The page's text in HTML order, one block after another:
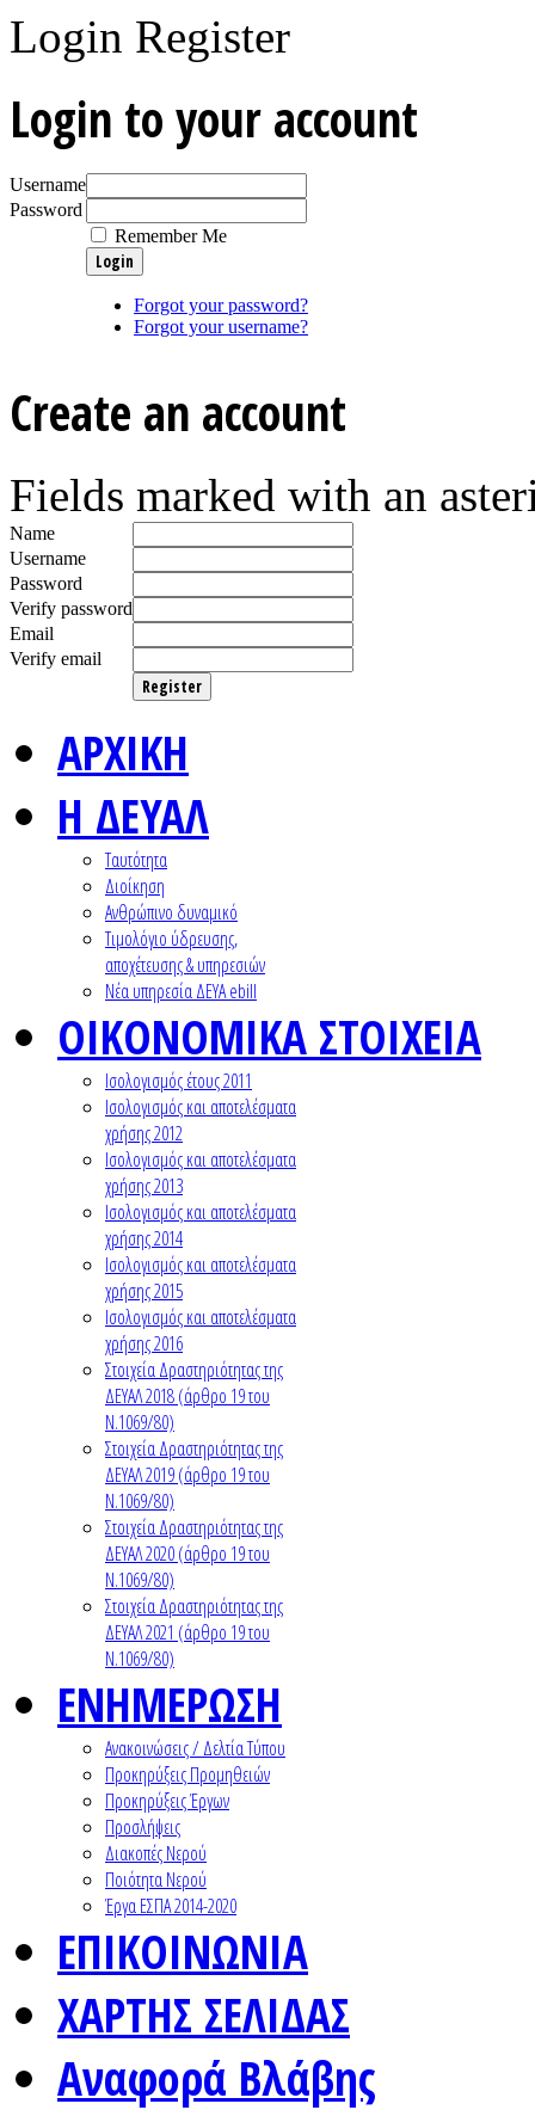
Login Register
Login to your account
Username
Password
Remember Me
Forgot your password?
Forgot your username?
Create an account
Fields marked with an
Name
Username
Password
Verify password
Email
Verify email
Register
ΑΡΧΙΚΗ
Η ΔΕΥΑΛ
Ταυτότητα
Διοίκηση
Ανθρώπινο δυναμικό
Τιμολόγιο ύδρευσης,
αποχέτευσης & υπηρεσιών
Nέα υπηρεσία ΔΕΥΑ ebill
ΟΙΚΟΝΟΜΙΚΑ ΣΤΟΙΧΕΙΑ
Ισολογισμός έτους 2011
Ισολογισμός και αποτελέσματα
χρήσης 2012
Ισολογισμός και αποτελέσματα
χρήσης 2013
Ισολογισμός και αποτελέσματα
χρήσης 2014
Ισολογισμός και αποτελέσματα
χρήσης 2015
Ισολογισμός και αποτελέσματα
χρήσης 2016
Στοιχεία Δραστηριότητας της
ΔΕΥΑΛ 2018 (άρθρο 19 του
Ν.1069/80)
Στοιχεία Δραστηριότητας της
ΔΕΥΑΛ 2019 (άρθρο 19 του
Ν.1069/80)
Στοιχεία Δραστηριότητας της
ΔΕΥΑΛ 2020 (άρθρο 19 του
Ν.1069/80)
Στοιχεία Δραστηριότητας της
ΔΕΥΑΛ 2021 (άρθρο 19 του
Ν.1069/80)
ΕΝΗΜΕΡΩΣΗ
Ανακοινώσεις / Δελτία Τύπου
Προκηρύξεις Προμηθειών
Προκηρύξεις Έργων
Προσλήψεις
Διακοπές Νερού
Ποιότητα Νερού
Έργα ΕΣΠΑ 2014-2020
ΕΠΙΚΟΙΝΩΝΙΑ
ΧΑΡΤΗΣ ΣΕΛΙΔΑΣ
Αναφορά Βλάβης